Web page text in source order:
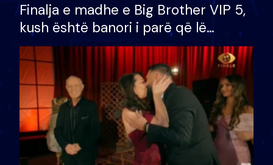
Finalja e madhe e Big Brother VIP 5,
kush është banori i parë që lë
shtëpinë dhe humb mundësinë për
të fituar çmimin e madh